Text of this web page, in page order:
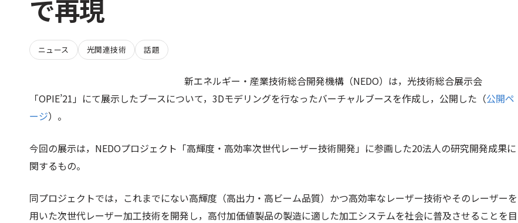
で再現
ニュース 光関連技術 話題
新エネルギー・産業技術総合開発機構（NEDO）は，光技術総合展示会
「OPIE’21」にて展示したブースについて，3Dモデリングを行なったバーチャルブースを作成し，公開した（公開ペ
ージ）。
今回の展示は，NEDOプロジェクト「高輝度・高効率次世代レーザー技術開発」に参画した20法人の研究開発成果に
関するもの。
同プロジェクトでは，これまでにない高輝度（高出力・高ビーム品質）かつ高効率なレーザー技術やそのレーザーを
用いた次世代レーザー加工技術を開発し，高付加価値製品の製造に適した加工システムを社会に普及させることを目